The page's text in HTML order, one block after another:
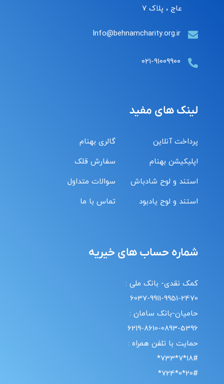
عاج ، پلاک ۷
Info@behnamcharity.org.ir
۰۲۱-۹۱۰۰۹۹۰۰
لینک های مفید
پرداخت آنلاین
اپلیکیشن بهنام
استند و لوح شادباش
استند و لوح یادبود
گالری بهنام
سفارش قلک
سوالات متداول
تماس با ما
شماره حساب های خیریه
کمک نقدی- بانک ملی :
6037-9911-9951-2470
حامیان-بانک سامان :
6219-8610-0893-5396
حمایت با تلفن همراه :
18#*7*733*
20#*0*724*